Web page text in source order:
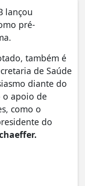
lançou
pré-
também é
de Saúde
diante do
o apoio de
como o
do